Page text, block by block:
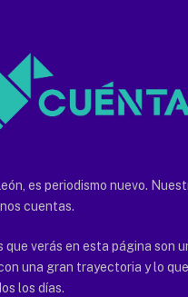
es periodismo nuevo.
cuentas.
que verás en esta página son
una gran trayectoria y lo
los días.